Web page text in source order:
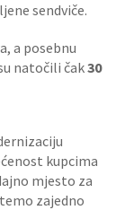
sendviče.
a posebnu
natočili čak30
kupcima
mjesto za
zajedno